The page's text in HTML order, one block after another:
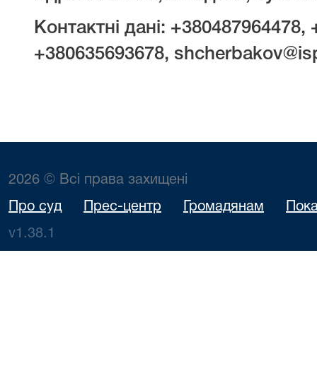
Контактні дані: +380487964478,
+380635693678,
2026 © Всі права захищені
Про суд Прес-центр Громадянам
v1.38.1